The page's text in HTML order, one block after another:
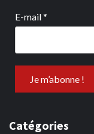
E-mail*
Catégories